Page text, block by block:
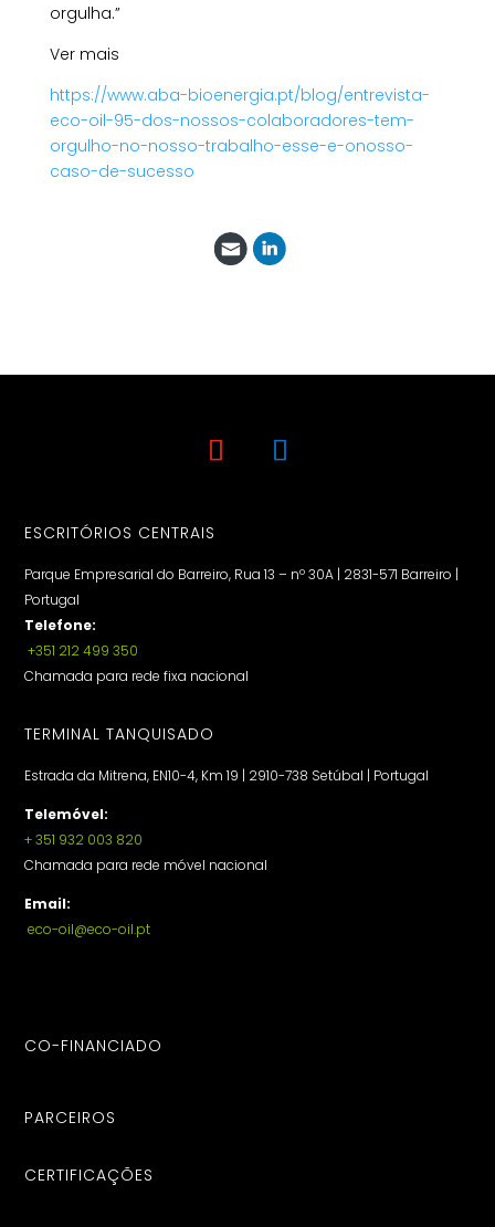
orgulha.”
Ver mais
https://www.aba-bioenergia.pt/blog/entrevista-
eco-oil-95-dos-nossos-colaboradores-tem-
orgulho-no-nosso-trabalho-esse-e-onosso-
caso-de-sucesso
ESCRITÓRIOS CENTRAIS
Parque Empresarial do Barreiro, Rua 13 – nº 30A | 2831-571 Barreiro |
Portugal
Telefone:
+351 212 499 350
Chamada para rede fixa nacional
TERMINAL TANQUISADO
Estrada da Mitrena, EN10-4, Km 19 | 2910-738 Setúbal | Portugal
Telemóvel:
+ 351 932 003 820
Chamada para rede móvel nacional
Email:
eco-oil@eco-oil.pt
CO-FINANCIADO
PARCEIROS
CERTIFICAÇÕES